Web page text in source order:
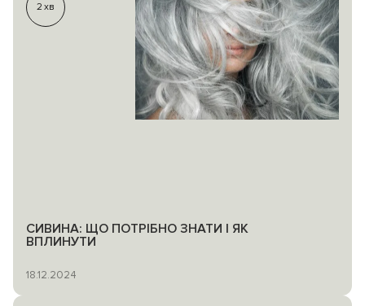
2 хв
СИВИНА: ЩО ПОТРІБНО ЗНАТИ І ЯК
ВПЛИНУТИ
18.12.2024